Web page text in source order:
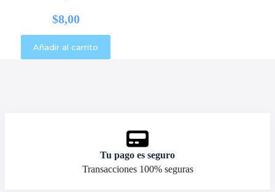
$8,00
Añadir al carrito
Tu pago es seguro
Transacciones 100% seguras